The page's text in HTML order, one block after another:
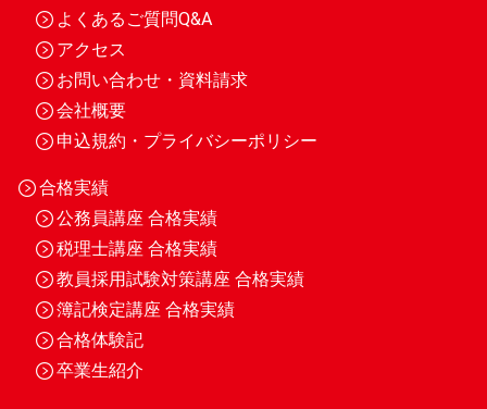
よくあるご質問Q&A
アクセス
お問い合わせ・資料請求
会社概要
申込規約・プライバシーポリシー
合格実績
公務員講座 合格実績
税理士講座 合格実績
教員採用試験対策講座 合格実績
簿記検定講座 合格実績
合格体験記
卒業生紹介